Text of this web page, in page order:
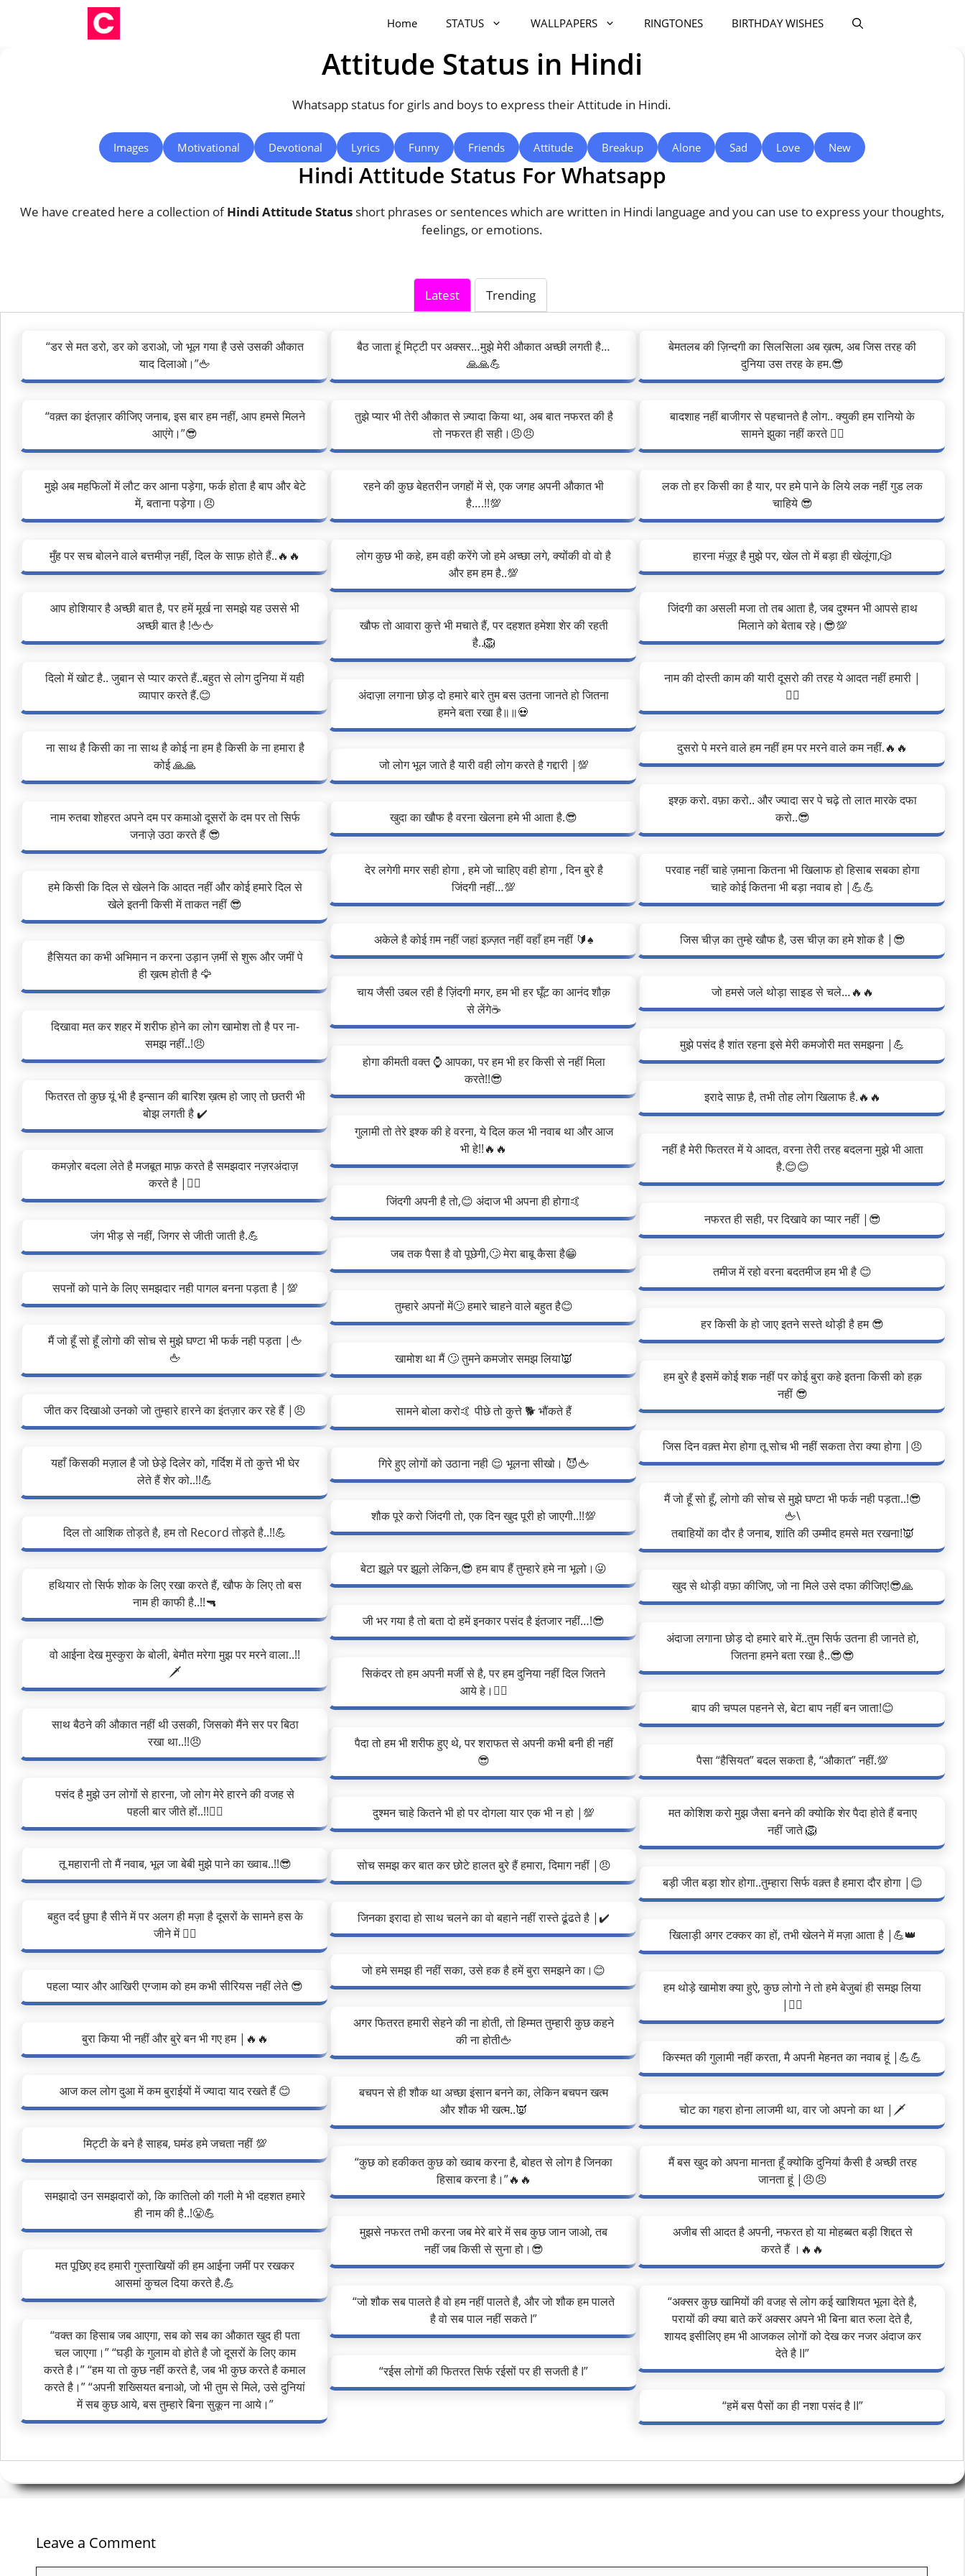
Home STATUS WALLPAPERS RINGTONES BIRTHDAY WISHES
Attitude Status in Hindi
Whatsapp status for girls and boys to express their Attitude in Hindi.
Images Motivational Devotional Lyrics Funny Friends Attitude Breakup Alone Sad Love New
Hindi Attitude Status For Whatsapp
We have created here a collection ofHindi Attitude Statusshort phrases or sentences which are written in Hindi language and you can use to express your thoughts,
feelings, or emotions.
Latest Trending
“डर से मत डरो, डर को डराओ, जो भूल गया है उसे उसकी औकात
याद दिलाओ।”🖕
“वक़्त का इंतज़ार कीजिए जनाब, इस बार हम नहीं, आप हमसे मिलने
आएंगे।”😎
मुझे अब महफिलों में लौट कर आना पड़ेगा, फर्क होता है बाप और बेटे
में, बताना पड़ेगा।😠
मुँह पर सच बोलने वाले बत्तमीज़ नहीं, दिल के साफ़ होते हैं..🔥🔥
आप होशियार है अच्छी बात है, पर हमें मूर्ख ना समझे यह उससे भी
अच्छी बात है !🖕🖕
दिलो में खोट है.. जुबान से प्यार करते हैं..बहुत से लोग दुनिया में यही
व्यापार करते हैं.😊
ना साथ है किसी का ना साथ है कोई ना हम है किसी के ना हमारा है
कोई 🙏🙏
नाम रुतबा शोहरत अपने दम पर कमाओ दूसरों के दम पर तो सिर्फ
जनाज़े उठा करते हैं 😎
हमे किसी कि दिल से खेलने कि आदत नहीं और कोई हमारे दिल से
खेले इतनी किसी में ताकत नहीं 😎
हैसियत का कभी अभिमान न करना उड़ान ज़मीं से शुरू और जमीं पे
ही ख़त्म होती है 🦅
दिखावा मत कर शहर में शरीफ होने का लोग खामोश तो है पर ना-
समझ नहीं..!😠
फितरत तो कुछ यूं भी है इन्सान की बारिश ख़त्म हो जाए तो छतरी भी
बोझ लगती है ✔️
कमज़ोर बदला लेते है मजबूत माफ़ करते है समझदार नज़रअंदाज़
करते है |❤️‍🔥
जंग भीड़ से नहीं, जिगर से जीती जाती है.💪
सपनों को पाने के लिए समझदार नही पागल बनना पड़ता है |💯
मैं जो हूँ सो हूँ लोगो की सोच से मुझे घण्टा भी फर्क नही पड़ता |🖕
🖕
जीत कर दिखाओ उनको जो तुम्हारे हारने का इंतज़ार कर रहे हैं |😠
यहाँ किसकी मज़ाल है जो छेड़े दिलेर को, गर्दिश में तो कुत्ते भी घेर
लेते हैं शेर को..!!💪
दिल तो आशिक तोड़ते है, हम तो Record तोड़ते है..!!💪
हथियार तो सिर्फ शोक के लिए रखा करते हैं, खौफ के लिए तो बस
नाम ही काफी है..!!🔫
वो आईना देख मुस्कुरा के बोली, बेमौत मरेगा मुझ पर मरने वाला..!!
🗡️
साथ बैठने की औकात नहीं थी उसकी, जिसको मैंने सर पर बिठा
रखा था..!!😠
पसंद है मुझे उन लोगों से हारना, जो लोग मेरे हारने की वजह से
पहली बार जीते हों..!!❤️‍🔥
तू महारानी तो मैं नवाब, भूल जा बेबी मुझे पाने का ख्वाब..!!😎
बहुत दर्द छुपा है सीने में पर अलग ही मज़ा है दूसरों के सामने हस के
जीने में ❤️‍🔥
पहला प्यार और आखिरी एग्जाम को हम कभी सीरियस नहीं लेते 😎
बुरा किया भी नहीं और बुरे बन भी गए हम |🔥🔥
आज कल लोग दुआ में कम बुराईयों में ज्यादा याद रखते हैं 😊
मिट्टी के बने है साहब, घमंड हमे जचता नहीं 💯
समझादो उन समझदारों को, कि कातिलो की गली मे भी दहशत हमारे
ही नाम की है..!😤💪
मत पूछिए हद हमारी गुस्ताखियों की हम आईना जमीं पर रखकर
आसमां कुचल दिया करते है.💪
“वक्त का हिसाब जब आएगा, सब को सब का औकात खुद ही पता
चल जाएगा।” “घड़ी के गुलाम वो होते है जो दूसरों के लिए काम
करते है।” “हम या तो कुछ नहीं करते है, जब भी कुछ करते है कमाल
करते है।” “अपनी शख्सियत बनाओ, जो भी तुम से मिले, उसे दुनियां
में सब कुछ आये, बस तुम्हारे बिना सुकून ना आये।”
बैठ जाता हूं मिट्टी पर अक्सर…मुझे मेरी औकात अच्छी लगती है…
🙏🙏💪
तुझे प्यार भी तेरी औकात से ज़्यादा किया था, अब बात नफरत की है
तो नफरत ही सही।😠😠
रहने की कुछ बेहतरीन जगहों में से, एक जगह अपनी औकात भी
है….!!💯
लोग कुछ भी कहे, हम वही करेंगे जो हमे अच्छा लगे, क्योंकी वो वो है
और हम हम है..💯
खौफ तो आवारा कुत्ते भी मचाते हैं, पर दहशत हमेशा शेर की रहती
है..🦁
अंदाज़ा लगाना छोड़ दो हमारे बारे तुम बस उतना जानते हो जितना
हमने बता रखा है॥॥💀
जो लोग भूल जाते है यारी वही लोग करते है गद्दारी |💯
खुदा का खौफ है वरना खेलना हमे भी आता है.😎
देर लगेगी मगर सही होगा , हमे जो चाहिए वही होगा , दिन बुरे है
जिंदगी नहीं…💯
अकेले है कोई ग़म नहीं जहां इज़्ज़त नहीं वहाँ हम नहीं 🔰♠️
चाय जैसी उबल रही है ज़िंदगी मगर, हम भी हर घूँट का आनंद शौक़
से लेंगे☕
होगा कीमती वक्त ⌚ आपका, पर हम भी हर किसी से नहीं मिला
करते!!😎
गुलामी तो तेरे इश्क की हे वरना, ये दिल कल भी नवाब था और आज
भी हे!!🔥🔥
जिंदगी अपनी है तो,😊 अंदाज भी अपना ही होगा🤙
जब तक पैसा है वो पूछेगी,🙄 मेरा बाबू कैसा है😁
तुम्हारे अपनों में🙄 हमारे चाहने वाले बहुत है😊
खामोश था मैं 🙄 तुमने कमजोर समझ लिया👿
सामने बोला करो🤙 पीछे तो कुत्ते 🐕 भौंकते हैं
गिरे हुए लोगों को उठाना नही 😌 भूलना सीखो। 😈🖕
शौक पूरे करो जिंदगी तो, एक दिन खुद पूरी हो जाएगी..!!💯
बेटा झूले पर झूलो लेकिन,😎 हम बाप हैं तुम्हारे हमे ना भूलो।😜
जी भर गया है तो बता दो हमें इनकार पसंद है इंतजार नहीं…!😎
सिकंदर तो हम अपनी मर्जी से है, पर हम दुनिया नहीं दिल जितने
आये हे।❤️‍🔥
पैदा तो हम भी शरीफ हुए थे, पर शराफत से अपनी कभी बनी ही नहीं
😎
दुश्मन चाहे कितने भी हो पर दोगला यार एक भी न हो |💯
सोच समझ कर बात कर छोटे हालत बुरे हैं हमारा, दिमाग नहीं |😠
जिनका इरादा हो साथ चलने का वो बहाने नहीं रास्ते ढूंढते है |✔️
जो हमे समझ ही नहीं सका, उसे हक है हमें बुरा समझने का।😊
अगर फितरत हमारी सेहने की ना होती, तो हिम्मत तुम्हारी कुछ कहने
की ना होती🖕
बचपन से ही शौक था अच्छा इंसान बनने का, लेकिन बचपन खत्म
और शौक भी खत्म..👿
“कुछ को हकीकत कुछ को ख्वाब करना है, बोहत से लोग है जिनका
हिसाब करना है।”🔥🔥
मुझसे नफरत तभी करना जब मेरे बारे में सब कुछ जान जाओ, तब
नहीं जब किसी से सुना हो।😎
“जो शौक सब पालते है वो हम नहीं पालते है, और जो शौक हम पालते
है वो सब पाल नहीं सकते I”
“रईस लोगों की फितरत सिर्फ रईसों पर ही सजती है I”
बेमतलब की ज़िन्दगी का सिलसिला अब ख़त्म, अब जिस तरह की
दुनिया उस तरह के हम.😎
बादशाह नहीं बाजीगर से पहचानते है लोग.. क्युकी हम रानियो के
सामने झुका नहीं करते ❤️‍🔥
लक तो हर किसी का है यार, पर हमे पाने के लिये लक नहीं गुड लक
चाहिये 😎
हारना मंज़ूर है मुझे पर, खेल तो में बड़ा ही खेलूंगा,🎲
जिंदगी का असली मजा तो तब आता है, जब दुश्मन भी आपसे हाथ
मिलाने को बेताब रहे।😎💯
नाम की दोस्ती काम की यारी दूसरो की तरह ये आदत नहीं हमारी |
❤️‍🔥
दुसरो पे मरने वाले हम नहीं हम पर मरने वाले कम नहीं.🔥🔥
इश्क़ करो. वफ़ा करो.. और ज्यादा सर पे चढ़े तो लात मारके दफा
करो..😎
परवाह नहीं चाहे ज़माना कितना भी खिलाफ हो हिसाब सबका होगा
चाहे कोई कितना भी बड़ा नवाब हो |💪💪
जिस चीज़ का तुम्हे खौफ है, उस चीज़ का हमे शोक है |😎
जो हमसे जले थोड़ा साइड से चले…🔥🔥
मुझे पसंद है शांत रहना इसे मेरी कमजोरी मत समझना |💪
इरादे साफ़ है, तभी तोह लोग खिलाफ है.🔥🔥
नहीं है मेरी फितरत में ये आदत, वरना तेरी तरह बदलना मुझे भी आता
है.😊😊
नफरत ही सही, पर दिखावे का प्यार नहीं |😎
तमीज में रहो वरना बदतमीज हम भी है 😊
हर किसी के हो जाए इतने सस्ते थोड़ी है हम 😎
हम बुरे है इसमें कोई शक नहीं पर कोई बुरा कहे इतना किसी को हक़
नहीं 😎
जिस दिन वक़्त मेरा होगा तू सोच भी नहीं सकता तेरा क्या होगा |😠
मैं जो हूँ सो हूँ, लोगो की सोच से मुझे घण्टा भी फर्क नही पड़ता..!😎
🖕\
तबाहियों का दौर है जनाब, शांति की उम्मीद हमसे मत रखना!👿
खुद से थोड़ी वफ़ा कीजिए, जो ना मिले उसे दफा कीजिए!😎🙏
अंदाजा लगाना छोड़ दो हमारे बारे में..तुम सिर्फ उतना ही जानते हो,
जितना हमने बता रखा है..😎😎
बाप की चप्पल पहनने से, बेटा बाप नहीं बन जाता!😊
पैसा “हैसियत” बदल सकता है, “औकात” नहीं.💯
मत कोशिश करो मुझ जैसा बनने की क्योकि शेर पैदा होते हैं बनाए
नहीं जाते 🦁
बड़ी जीत बड़ा शोर होगा..तुम्हारा सिर्फ वक़्त है हमारा दौर होगा |😊
खिलाड़ी अगर टक्कर का हों, तभी खेलने में मज़ा आता है |💪👑
हम थोड़े खामोश क्या हुऐ, कुछ लोगो ने तो हमे बेजुबां ही समझ लिया
|❤️‍🔥
किस्मत की गुलामी नहीं करता, मै अपनी मेहनत का नवाब हूं |💪💪
चोट का गहरा होना लाजमी था, वार जो अपनो का था |🗡️
मैं बस खुद को अपना मानता हूँ क्योकि दुनियां कैसी है अच्छी तरह
जानता हूं |😠😠
अजीब सी आदत है अपनी, नफरत हो या मोहब्बत बड़ी शिद्दत से
करते हैं ।🔥🔥
“अक्सर कुछ खामियों की वजह से लोग कई खाशियत भूला देते है,
परायों की क्या बाते करें अक्सर अपने भी बिना बात रुला देते है,
शायद इसीलिए हम भी आजकल लोगों को देख कर नजर अंदाज कर
देते है II”
“हमें बस पैसों का ही नशा पसंद है II”
Leave a Comment